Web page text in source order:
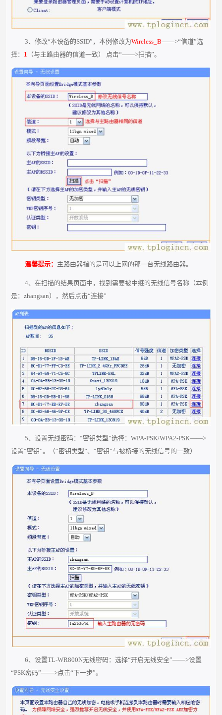
3、修改“本设备的SSID”，本例修改为Wireless_B——>“信道”选
择： 1 （与主路由器的信道一致） 点击“——>扫描”。
温馨提示： 主路由器指的是可以上网的那一台无线路由器。
4、在扫描的结果页面中，找到需要被中继的无线信号名称（本例
是：zhangsan），然后点击“连接”
5、设置无线密码：“密钥类型”选择：WPA-PSK/WPA2-PSK——>
设置“密钥”。（“密钥类型”、“密钥”与被桥接的无线信号的一致）
6、设置TL-WR800N无线密码：选择“开启无线安全”——>设置
“PSK密码”——>点击“下一步”。